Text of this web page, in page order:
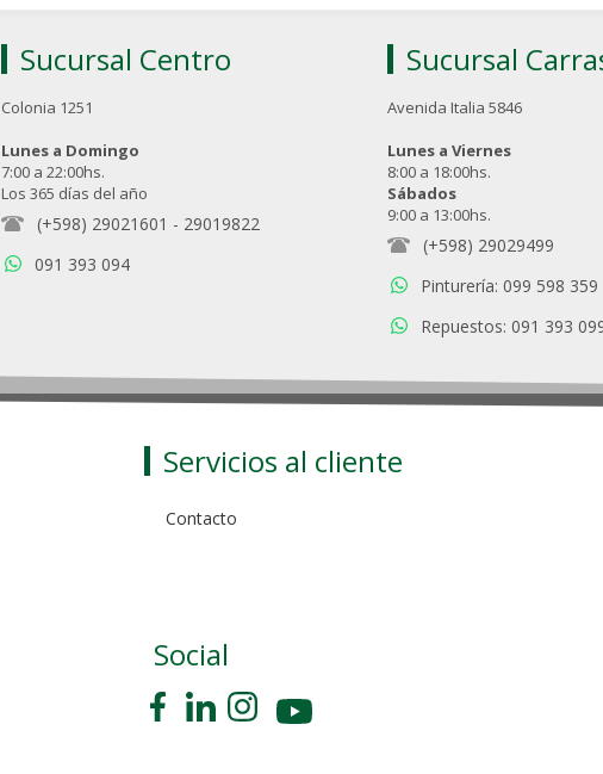
Sucursal Centro
Colonia 1251
Lunes a Domingo
7:00 a 22:00hs.
Los 365 días del año
(+598) 29021601 - 29019822
091 393 094
Sucursal
Avenida Italia 5846
Lunes a Viernes
8:00 a 18:00hs.
Sábados
9:00 a 13:00hs.
(+598) 29029499
Pinturería: 099 598 359
Repuestos: 091 393
Servicios al cliente
Contacto
Social